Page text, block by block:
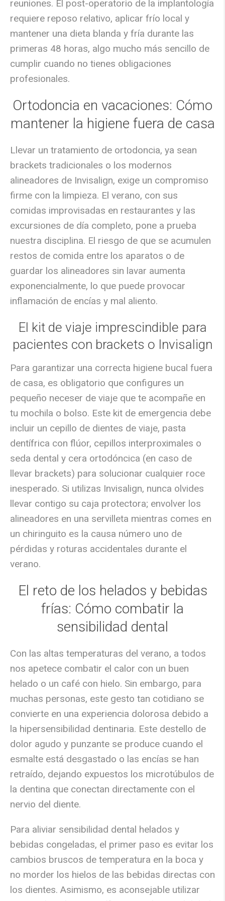
reuniones. El post-operatorio de la implantología
requiere reposo relativo, aplicar frío local y
mantener una dieta blanda y fría durante las
primeras 48 horas, algo mucho más sencillo de
cumplir cuando no tienes obligaciones
profesionales.
Ortodoncia en vacaciones: Cómo
mantener la higiene fuera de casa
Llevar un tratamiento de ortodoncia, ya sean
brackets tradicionales o los modernos
alineadores de Invisalign, exige un compromiso
firme con la limpieza. El verano, con sus
comidas improvisadas en restaurantes y las
excursiones de día completo, pone a prueba
nuestra disciplina. El riesgo de que se acumulen
restos de comida entre los aparatos o de
guardar los alineadores sin lavar aumenta
exponencialmente, lo que puede provocar
inflamación de encías y mal aliento.
El kit de viaje imprescindible para
pacientes con brackets o Invisalign
Para garantizar una correcta higiene bucal fuera
de casa, es obligatorio que configures un
pequeño neceser de viaje que te acompañe en
tu mochila o bolso. Este kit de emergencia debe
incluir un cepillo de dientes de viaje, pasta
dentífrica con flúor, cepillos interproximales o
seda dental y cera ortodóncica (en caso de
llevar brackets) para solucionar cualquier roce
inesperado. Si utilizas Invisalign, nunca olvides
llevar contigo su caja protectora; envolver los
alineadores en una servilleta mientras comes en
un chiringuito es la causa número uno de
pérdidas y roturas accidentales durante el
verano.
El reto de los helados y bebidas
frías: Cómo combatir la
sensibilidad dental
Con las altas temperaturas del verano, a todos
nos apetece combatir el calor con un buen
helado o un café con hielo. Sin embargo, para
muchas personas, este gesto tan cotidiano se
convierte en una experiencia dolorosa debido a
la hipersensibilidad dentinaria. Este destello de
dolor agudo y punzante se produce cuando el
esmalte está desgastado o las encías se han
retraído, dejando expuestos los microtúbulos de
la dentina que conectan directamente con el
nervio del diente.
Para aliviar sensibilidad dental helados y
bebidas congeladas, el primer paso es evitar los
cambios bruscos de temperatura en la boca y
no morder los hielos de las bebidas directas con
los dientes. Asimismo, es aconsejable utilizar